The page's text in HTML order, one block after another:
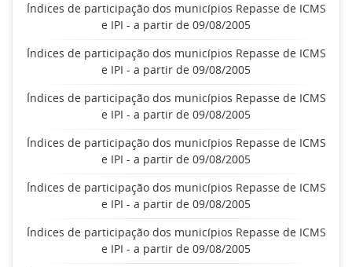
Índices de participação dos municípios Repasse de ICMS
e IPI - a partir de 09/08/2005
Índices de participação dos municípios Repasse de ICMS
e IPI - a partir de 09/08/2005
Índices de participação dos municípios Repasse de ICMS
e IPI - a partir de 09/08/2005
Índices de participação dos municípios Repasse de ICMS
e IPI - a partir de 09/08/2005
Índices de participação dos municípios Repasse de ICMS
e IPI - a partir de 09/08/2005
Índices de participação dos municípios Repasse de ICMS
e IPI - a partir de 09/08/2005